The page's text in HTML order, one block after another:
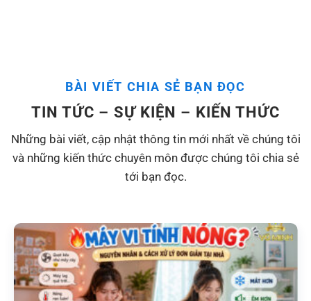
BÀI VIẾT CHIA SẺ BẠN ĐỌC
TIN TỨC – SỰ KIỆN – KIẾN THỨC
Những bài viết, cập nhật thông tin mới nhất về chúng tôi
và những kiến thức chuyên môn được chúng tôi chia sẻ
tới bạn đọc.